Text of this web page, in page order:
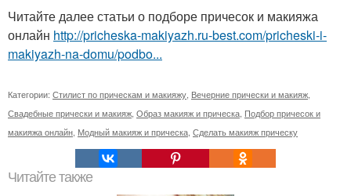
Читайте далее статьи о подборе причесок и макияжа
онлайн http://pricheska-makiyazh.ru-best.com/pricheski-i-
makiyazh-na-domu/podbo...
Категории: Стилист по прическам и макияжу, Вечерние прически и макияж,
Свадебные прически и макияж, Образ макияж и прическа, Подбор причесок и
макияжа онлайн, Модный макияж и прическа, Сделать макияж прическу
Читайте также